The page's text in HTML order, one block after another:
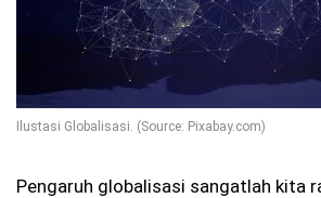
Ilustasi Globalisasi. (Source: Pixabay.com)
Pengaruh globalisasi sangatlah kita